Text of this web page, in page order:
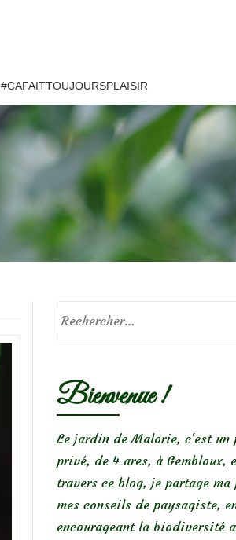
#CAFAITTOUJOURSPLAISIR
Bienvenue !
Le jardin de Malorie, c'est
privé, de 4 ares, à Gembloux,
travers ce blog, je partage ma
mes conseils de paysagiste,
encourageant la biodiversité